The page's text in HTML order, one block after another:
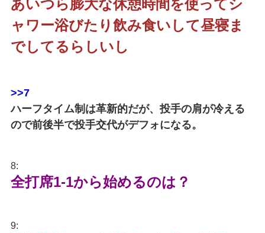
あいつら膨大な休憩時間を使ってシ
ャワー浴びたり飲み食いして昼寝ま
でしてるらしいし
>>7
ハーフタイム制は革新的だが、投手の肩が冷える
ので前後半で投手交代がデフォになる。
8:
全打席1-1から始めるのは？
9: